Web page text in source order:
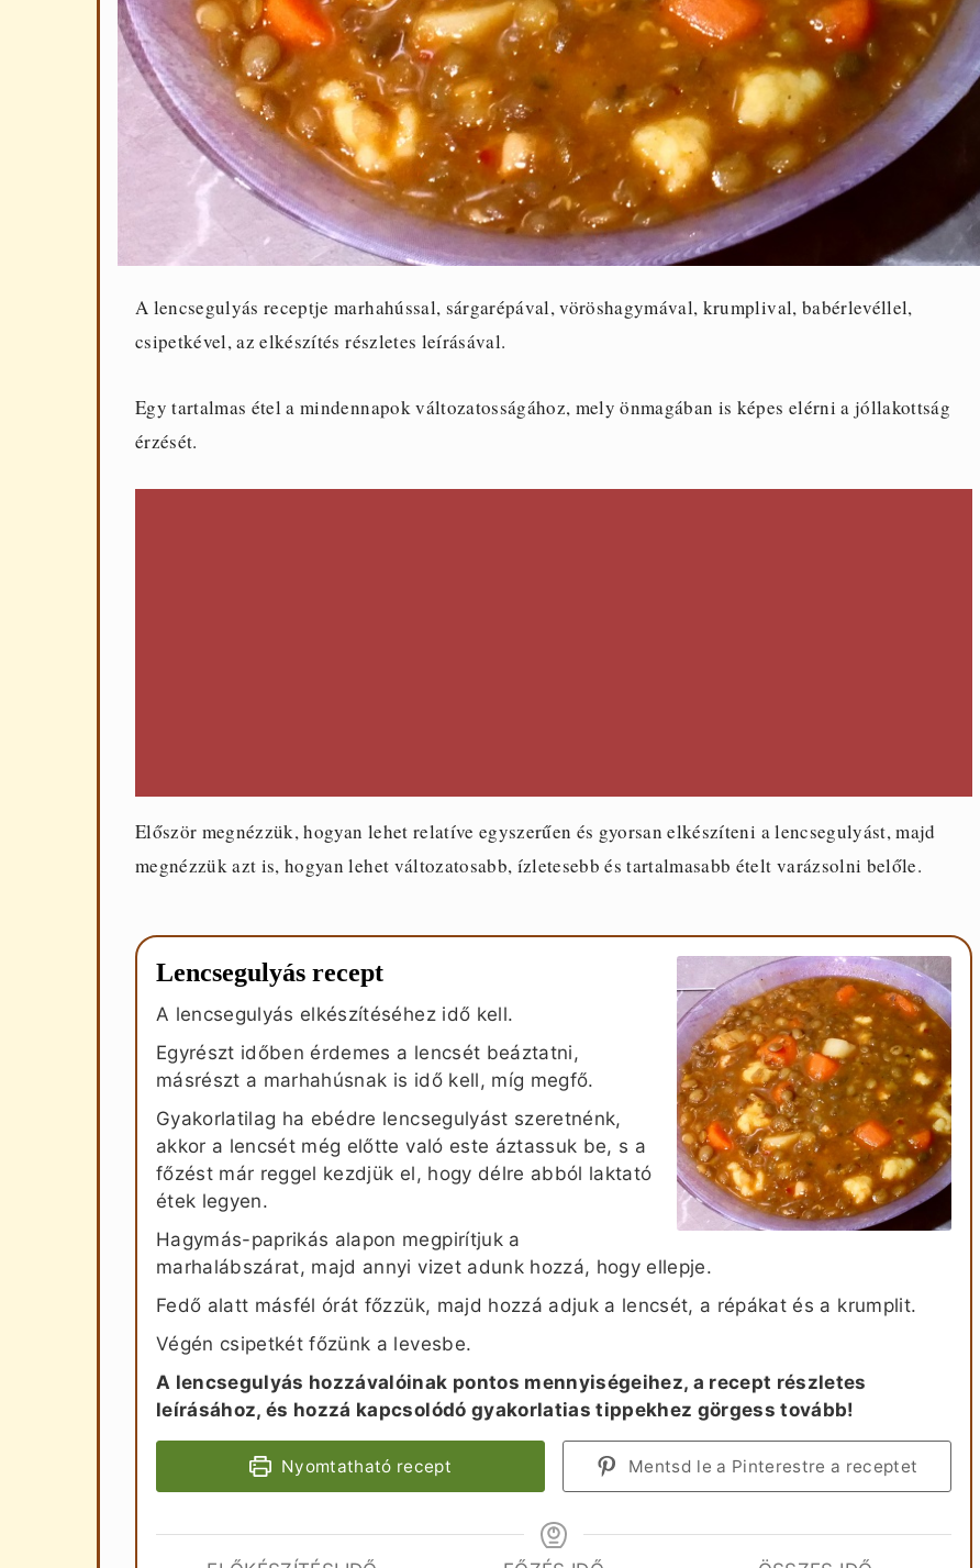
A lencsegulyás receptje marhahússal, sárgarépával, vöröshagymával, krumplival, babérlevéllel,
csipetkével, az elkészítés részletes leírásával.
Egy tartalmas étel a mindennapok változatosságához, mely önmagában is képes elérni a jóllakottság
érzését.
Először megnézzük, hogyan lehet relatíve egyszerűen és gyorsan elkészíteni a lencsegulyást, majd
megnézzük azt is, hogyan lehet változatosabb, ízletesebb és tartalmasabb ételt varázsolni belőle.
Lencsegulyás recept
A lencsegulyás elkészítéséhez idő kell.
Egyrészt időben érdemes a lencsét beáztatni,
másrészt a marhahúsnak is idő kell, míg megfő.
Gyakorlatilag ha ebédre lencsegulyást szeretnénk,
akkor a lencsét még előtte való este áztassuk be, s a
főzést már reggel kezdjük el, hogy délre abból laktató
étek legyen.
Hagymás-paprikás alapon megpirítjuk a
marhalábszárat, majd annyi vizet adunk hozzá, hogy ellepje.
Fedő alatt másfél órát főzzük, majd hozzá adjuk a lencsét, a répákat és a krumplit.
Végén csipetkét főzünk a levesbe.
A lencsegulyás hozzávalóinak pontos mennyiségeihez, a recept részletes
leírásához, és hozzá kapcsolódó gyakorlatias tippekhez görgess tovább!
Nyomtatható recept Mentsd le a Pinterestre a receptet